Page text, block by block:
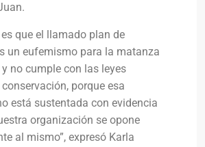
que el llamado plan de
un eufemismo para la matanza
no cumple con las leyes
porque esa
está sustentada con evidencia
organización se opone
al mismo”, expresó Karla